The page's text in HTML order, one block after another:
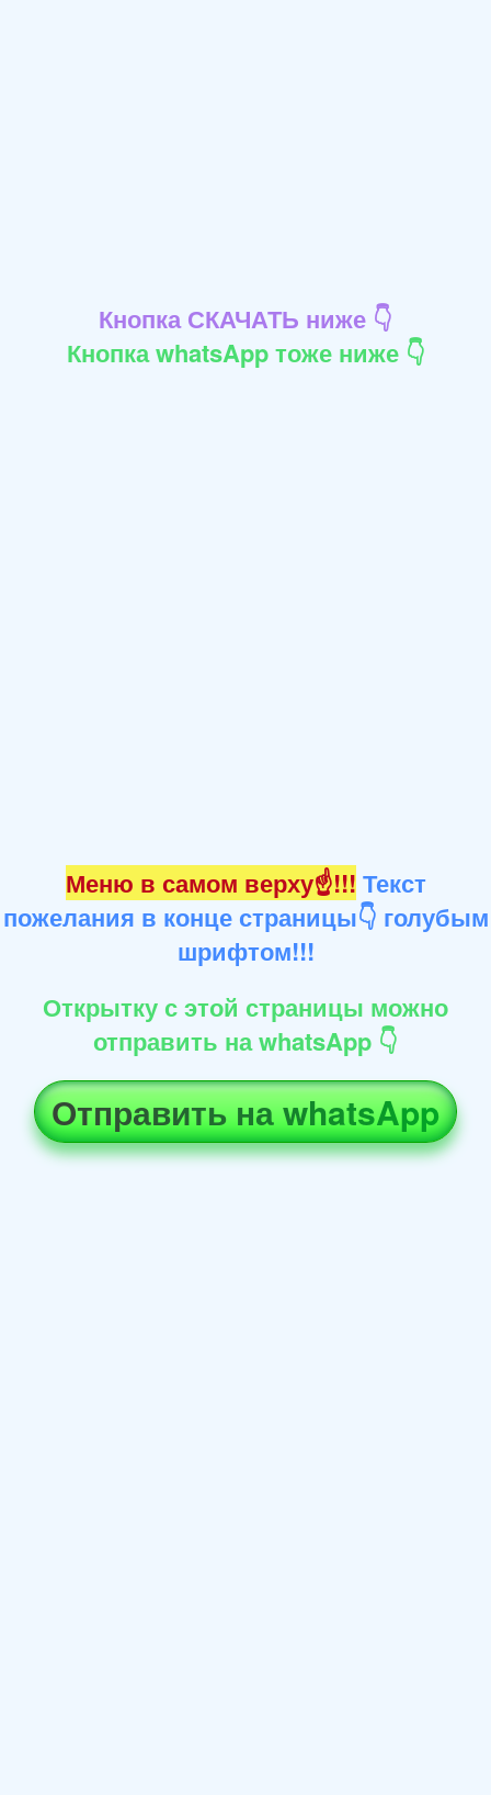
Кнопка СКАЧАТЬ ниже 👇
Кнопка whatsApp тоже ниже 👇
Меню в самом верху☝!!! Текст
пожелания в конце страницы👇 голубым
шрифтом!!!
Открытку с этой страницы можно
отправить на whatsApp 👇
Отправить на whatsApp